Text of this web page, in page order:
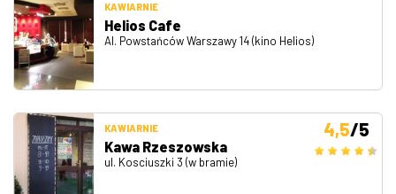
KAWIARNIE
Helios Cafe
Al. Powstańców Warszawy 14 (kino Helios)
KAWIARNIE
Kawa Rzeszowska
ul. Kosciuszki 3 (w bramie)
4,5/5